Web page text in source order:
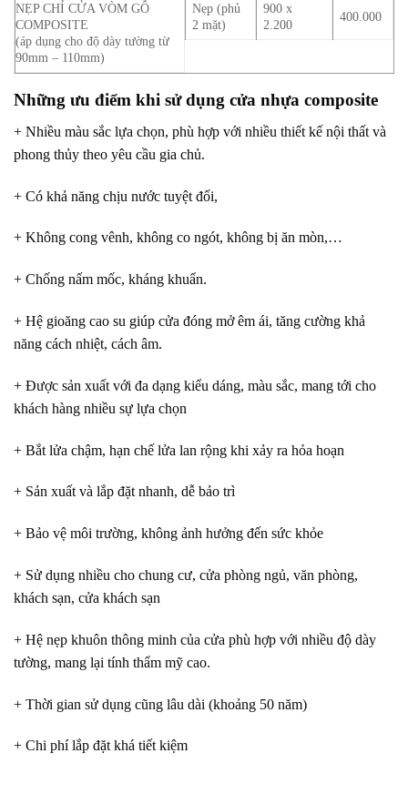
NẸP CHỈ CỬA VÒM GỖ
COMPOSITE
(áp dụng cho độ dày tường từ
90mm – 110mm)
Nẹp (phủ
2 mặt)
900 x
2.200
400.000
Những ưu điểm khi sử dụng cửa nhựa composite
+ Nhiều màu sắc lựa chọn, phù hợp với nhiều thiết kế nội thất và
phong thủy theo yêu cầu gia chủ.
+ Có khả năng chịu nước tuyệt đối,
+ Không cong vênh, không co ngót, không bị ăn mòn,…
+ Chống nấm mốc, kháng khuẩn.
+ Hệ gioăng cao su giúp cửa đóng mở êm ái, tăng cường khả
năng cách nhiệt, cách âm.
+ Được sản xuất với đa dạng kiểu dáng, màu sắc, mang tới cho
khách hàng nhiều sự lựa chọn
+ Bắt lửa chậm, hạn chế lửa lan rộng khi xảy ra hỏa hoạn
+ Sản xuất và lắp đặt nhanh, dễ bảo trì
+ Bảo vệ môi trường, không ảnh hưởng đến sức khỏe
+ Sử dụng nhiều cho chung cư, cửa phòng ngủ, văn phòng,
khách sạn, cửa khách sạn
+ Hệ nẹp khuôn thông minh của cửa phù hợp với nhiều độ dày
tường, mang lại tính thẩm mỹ cao.
+ Thời gian sử dụng cũng lâu dài (khoảng 50 năm)
+ Chi phí lắp đặt khá tiết kiệm